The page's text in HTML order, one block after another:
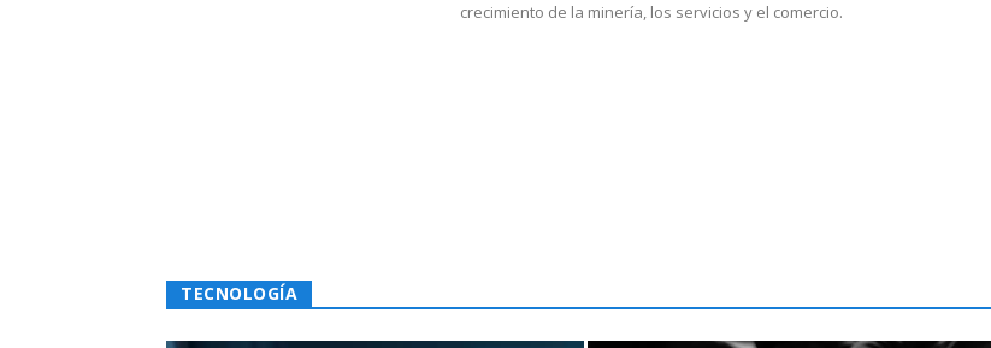
crecimiento de la minería, los servicios y el comercio.
TECNOLOGÍA